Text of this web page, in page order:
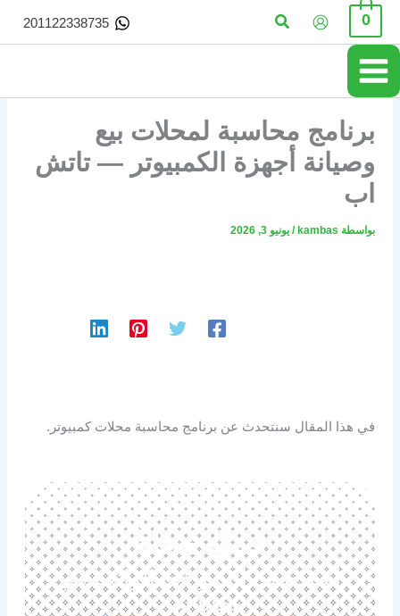
تخطي
المحتوى
0 البحث 201122338735
برنامج محاسبة لمحلات بيع
وصيانة أجهزة الكمبيوتر — تاتش
اب
بواسطة kambas
/ يونيو 3, 2026
في هذا المقال سنتحدث عن برنامج محاسبة محلات كمبيوتر.
حمل مجانا
استكشف المميزات الرائعة في
مجاناً الآن